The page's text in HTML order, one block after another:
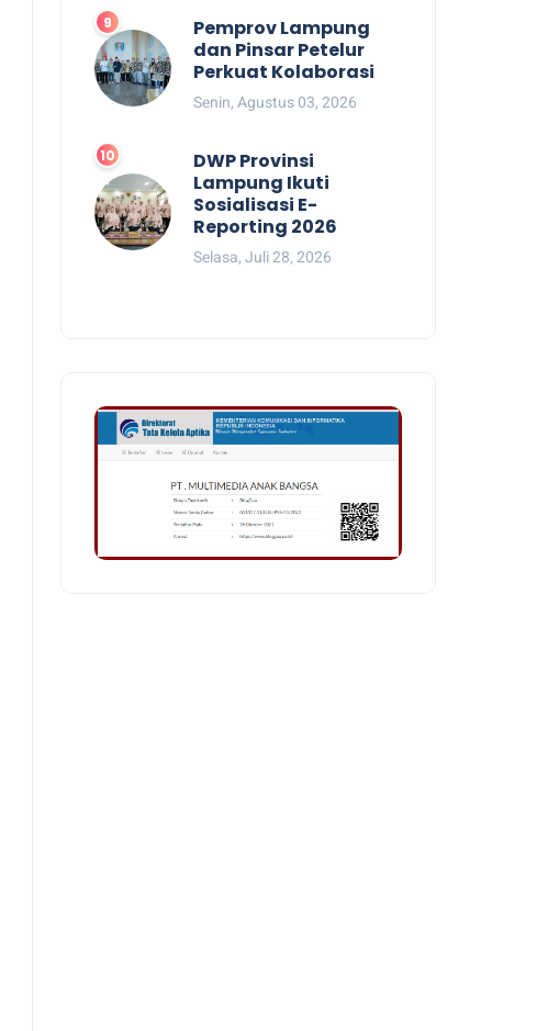
Pemprov Lampung
dan Pinsar Petelur
Perkuat Kolaborasi
Senin, Agustus 03, 2026
DWP Provinsi
Lampung Ikuti
Sosialisasi E-
Reporting 2026
Selasa, Juli 28, 2026